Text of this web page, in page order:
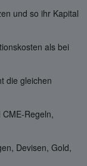
und so ihr Kapital
als bei
die gleichen
Regeln,
Devisen, Gold,